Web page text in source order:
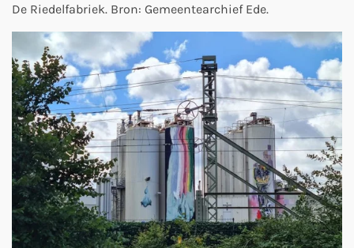
De Riedelfabriek. Bron: Gemeentearchief Ede.